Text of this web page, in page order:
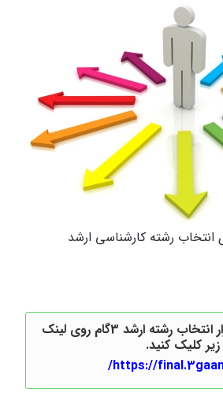
رشته کارشناسی ارشد
برای ورود به نرم افزار انتخاب رشته ارشد 3گام روی لینک
زیر کلیک کنید.
https://